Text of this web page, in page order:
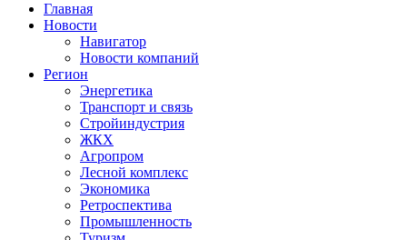
Главная
Новости
Навигатор
Новости компаний
Регион
Энергетика
Транспорт и связь
Стройиндустрия
ЖКХ
Агропром
Лесной комплекс
Экономика
Ретроспектива
Промышленность